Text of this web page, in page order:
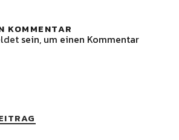
KOMMENTAR
sein, um einen Kommentar